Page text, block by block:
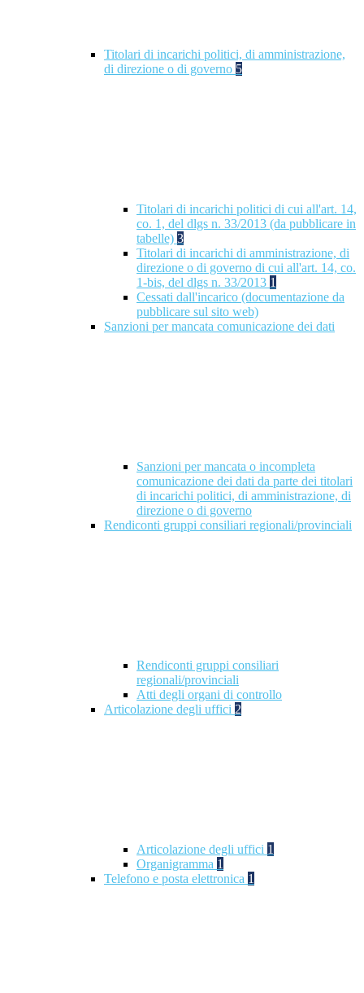
Titolari di incarichi politici, di amministrazione,
di direzione o di governo 5
Titolari di incarichi politici di cui all'art. 14,
co. 1, del dlgs n. 33/2013 (da pubblicare in
tabelle) 3
Titolari di incarichi di amministrazione, di
direzione o di governo di cui all'art. 14, co.
1-bis, del dlgs n. 33/2013 1
Cessati dall'incarico (documentazione da
pubblicare sul sito web)
Sanzioni per mancata comunicazione dei dati
Sanzioni per mancata o incompleta
comunicazione dei dati da parte dei titolari
di incarichi politici, di amministrazione, di
direzione o di governo
Rendiconti gruppi consiliari regionali/provinciali
Rendiconti gruppi consiliari
regionali/provinciali
Atti degli organi di controllo
Articolazione degli uffici 2
Articolazione degli uffici 1
Organigramma 1
Telefono e posta elettronica 1